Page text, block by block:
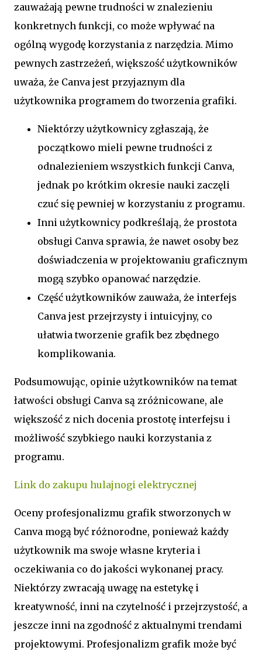
zauważają pewne trudności w znalezieniu
konkretnych funkcji, co może wpływać na
ogólną wygodę korzystania z narzędzia. Mimo
pewnych zastrzeżeń, większość użytkowników
uważa, że Canva jest przyjaznym dla
użytkownika programem do tworzenia grafiki.
Niektórzy użytkownicy zgłaszają, że
początkowo mieli pewne trudności z
odnalezieniem wszystkich funkcji Canva,
jednak po krótkim okresie nauki zaczęli
czuć się pewniej w korzystaniu z programu.
Inni użytkownicy podkreślają, że prostota
obsługi Canva sprawia, że nawet osoby bez
doświadczenia w projektowaniu graficznym
mogą szybko opanować narzędzie.
Część użytkowników zauważa, że interfejs
Canva jest przejrzysty i intuicyjny, co
ułatwia tworzenie grafik bez zbędnego
komplikowania.
Podsumowując, opinie użytkowników na temat
łatwości obsługi Canva są zróżnicowane, ale
większość z nich docenia prostotę interfejsu i
możliwość szybkiego nauki korzystania z
programu.
Link do zakupu hulajnogi elektrycznej
Oceny profesjonalizmu grafik stworzonych w
Canva mogą być różnorodne, ponieważ każdy
użytkownik ma swoje własne kryteria i
oczekiwania co do jakości wykonanej pracy.
Niektórzy zwracają uwagę na estetykę i
kreatywność, inni na czytelność i przejrzystość, a
jeszcze inni na zgodność z aktualnymi trendami
projektowymi. Profesjonalizm grafik może być